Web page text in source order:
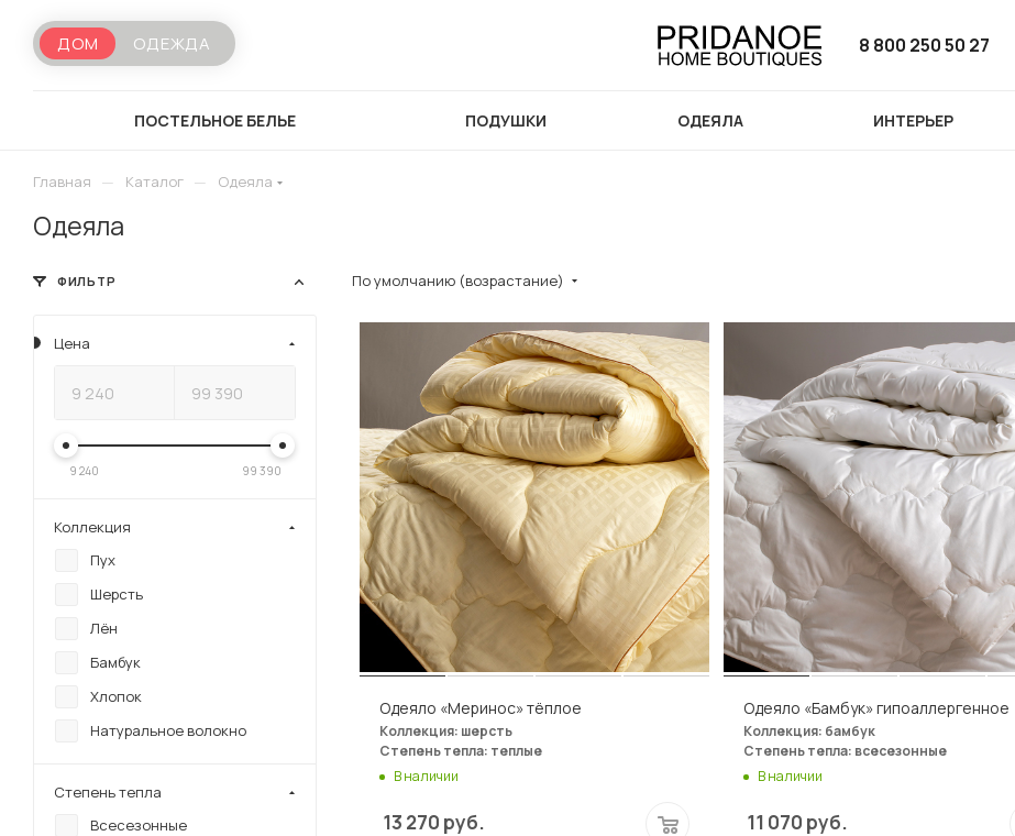
ДОМ ОДЕЖДА 8 800 250 50 27
ПОСТЕЛЬНОЕ БЕЛЬЕ ПОДУШКИ ОДЕЯЛА ИНТЕРЬЕР
Главная — Каталог — Одеяла
Одеяла
По умолчанию (возрастание)
Одеяло «Меринос» тёплое
Коллекция: шерсть
Степень тепла: теплые
В наличии
13 270 руб.
Одеяло «Бамбук» гипоаллергенное
Коллекция: бамбук
Степень тепла: всесезонные
В наличии
11 070 руб.
ФИЛЬТР
Цена
9 240 99 390
Коллекция
Пух
Шерсть
Лён
Бамбук
Хлопок
Натуральное волокно
Степень тепла
Всесезонные